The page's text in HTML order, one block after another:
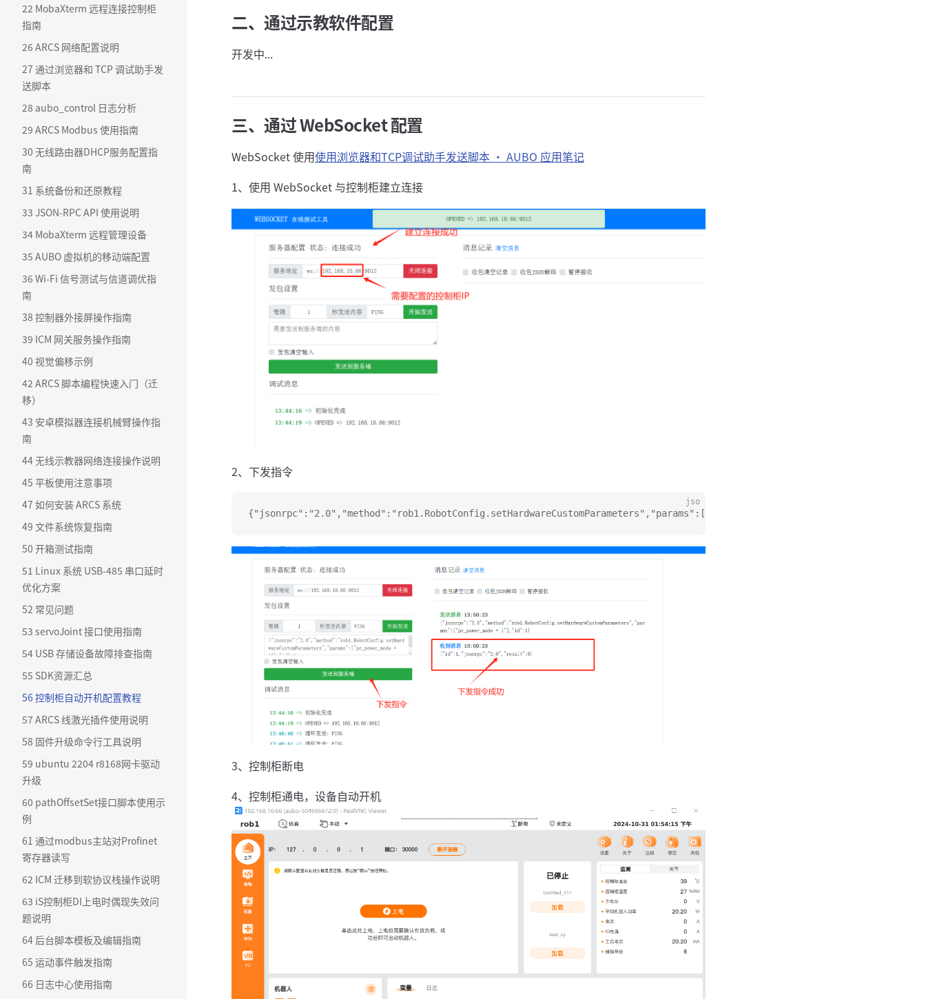
22 MobaXterm 远程连接控制柜
指南
26 ARCS 网络配置说明
27 通过浏览器和 TCP 调试助手发
送脚本
28 aubo_control 日志分析
29 ARCS Modbus 使用指南
30 无线路由器DHCP服务配置指
南
31 系统备份和还原教程
33 JSON-RPC API 使用说明
34 MobaXterm 远程管理设备
35 AUBO 虚拟机的移动端配置
36 Wi-Fi 信号测试与信道调优指
南
38 控制器外接屏操作指南
39 ICM 网关服务操作指南
40 视觉偏移示例
42 ARCS 脚本编程快速入门（迁
移）
43 安卓模拟器连接机械臂操作指
南
44 无线示教器网络连接操作说明
45 平板使用注意事项
47 如何安装 ARCS 系统
49 文件系统恢复指南
50 开箱测试指南
51 Linux 系统 USB-485 串口延时
优化方案
52 常见问题
53 servoJoint 接口使用指南
54 USB 存储设备故障排查指南
55 SDK资源汇总
56 控制柜自动开机配置教程
57 ARCS 线激光插件使用说明
58 固件升级命令行工具说明
59 ubuntu 2204 r8168网卡驱动
升级
60 pathOffsetSet接口脚本使用示
例
61 通过modbus主站对Profinet
寄存器读写
62 ICM 迁移到软协议栈操作说明
63 iS控制柜DI上电时偶现失效问
题说明
64 后台脚本模板及编辑指南
65 运动事件触发指南
66 日志中心使用指南
二、通过示教软件配置
开发中...
三、通过 WebSocket 配置
WebSocket 使用使用浏览器和TCP调试助手发送脚本 · AUBO 应用笔记
1、使用 WebSocket 与控制柜建立连接
2、下发指令
jso
{"jsonrpc":"2.0","method":"rob1.RobotConfig.setHardwareCustomParameters","params":["pc_power_mode = 1"],"id":1}
3、控制柜断电
4、控制柜通电，设备自动开机